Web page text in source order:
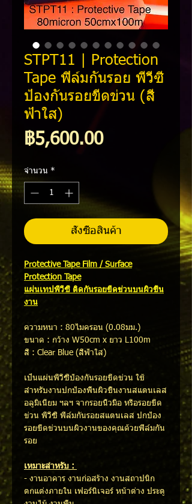
STPT11 | Protection
Tape ฟิล์มกันรอย พีวีซี
ป้องกันรอยขีดข่วน (สี
ฟ้าใส)
฿5,600.00ราคา
จำนวน *
สั่งซื้อสินค้า
Protective Tape Film / Surface
Protection Tape
แผ่นเทปพีวีซี ติดกันรอยขีดข่วนบนผิวชิ้น
งาน
ความหนา : 80ไมครอน (0.08มม.)
ขนาด : กว้าง W50cm x ยาว L100m
สี : Clear Blue (สีฟ้าใส)​
เป็นแผ่นพีวีซีป้องกันรอยขีดข่วน ใช้
สำหรับงานปกป้องพื้นผิวชิ้นงานสแตนเลส
อลูมิเนียม ฯลฯ จากรอยนิ้วมือ หรือรอยขีด
ข่วน พีวีซี ฟิล์มกันรอยสแตนเลส ปกป้อง
รอยขีดข่วนบนผิวงานของคุณด้วยฟิล์มกัน
รอย
เหมาะสำหรับ :
- งานอาคาร งานก่อสร้าง งานสถาปนิก
ตกแต่งภายใน เฟอร์นิเจอร์ หน้าต่าง ประตู